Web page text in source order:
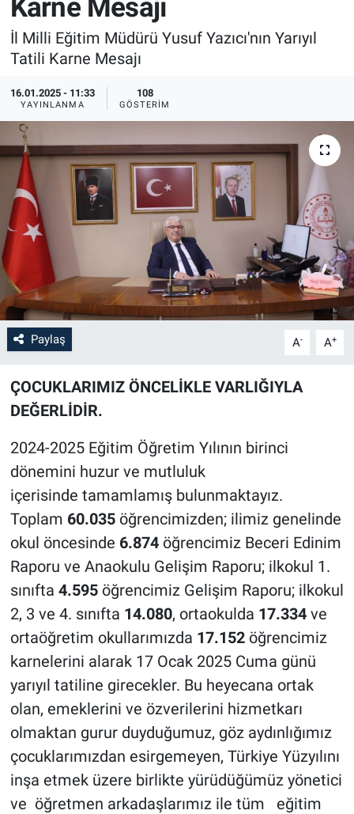
Karne Mesajı
İl Milli Eğitim Müdürü Yusuf Yazıcı'nın Yarıyıl
Tatili Karne Mesajı
16.01.2025 - 11:33
YAYINLANMA
108
GÖSTERIM
Paylaş A- A+
ÇOCUKLARIMIZ ÖNCELİKLE VARLIĞIYLA
DEĞERLİDİR.
2024-2025 Eğitim Öğretim Yılının birinci
dönemini huzur ve mutluluk
içerisinde tamamlamış bulunmaktayız.
Toplam 60.035öğrencimizden; ilimiz genelinde
okul öncesinde 6.874öğrencimiz Beceri Edinim
Raporu ve Anaokulu Gelişim Raporu; ilkokul 1.
sınıfta 4.595öğrencimiz Gelişim Raporu; ilkokul
2, 3 ve 4. sınıfta 14.080, ortaokulda 17.334ve
ortaöğretim okullarımızda 17.152öğrencimiz
karnelerini alarak 17 Ocak 2025 Cuma günü
yarıyıl tatiline girecekler. Bu heyecana ortak
olan, emeklerini ve özverilerini hizmetkarı
olmaktan gurur duyduğumuz, göz aydınlığımız
çocuklarımızdan esirgemeyen, Türkiye Yüzyılını
inşa etmek üzere birlikte yürüdüğümüz yönetici
ve öğretmen arkadaşlarımız ile tüm eğitim
Sağlık
Yerel
Genel
Asayiş
İlan - Duyuru- Mesaj
Türkiye Gündemi
Sizden Gelenler
Yaşam
Sağlık
Eğitim
Kültür
3.Sayfa
Medya
Bilim-Tek
Röportaj
Kayseri
Niğde
Aksaray
Kırşehir
Genel
Asayiş
Kültür - Sanat
İlan - Duyuru- Mesaj
Türkiye Gündemi
Sizden Gelenler